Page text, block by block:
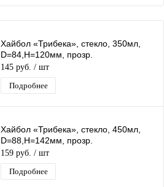
Хайбол «Трибека», стекло, 350мл,
D=84,H=120мм, прозр.
145 руб. / шт
Подробнее
Хайбол «Трибека», стекло, 450мл,
D=88,H=142мм, прозр.
159 руб. / шт
Подробнее